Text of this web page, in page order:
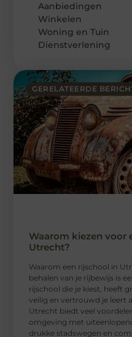
GERELATEERDE
Waarom kiezen voor
Utrecht?
Waarom een ​​rijschool in
behalen van je rijbewijs is
rijschool die je kiest, heeft
veilig en vertrouwd je leert
Utrecht biedt veel
omgeving met
drukke stadswegen en
Aanbiedingen
Winkelen
Woning en Tuin
Dienstverlening